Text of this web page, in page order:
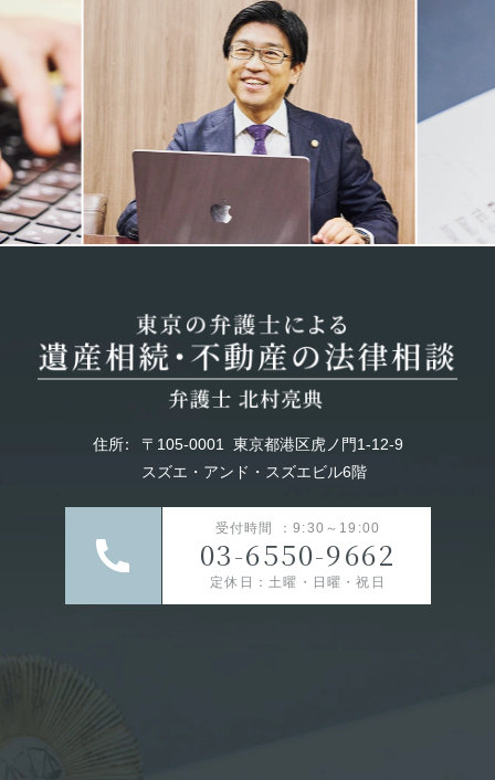
Previous
住所： 〒105-0001
東京都港区虎ノ門1-12-9
スズエ・アンド・スズエビル6階
受付時間 ：9:30～19:00
03-6550-9662
定休日：土曜・日曜・祝日